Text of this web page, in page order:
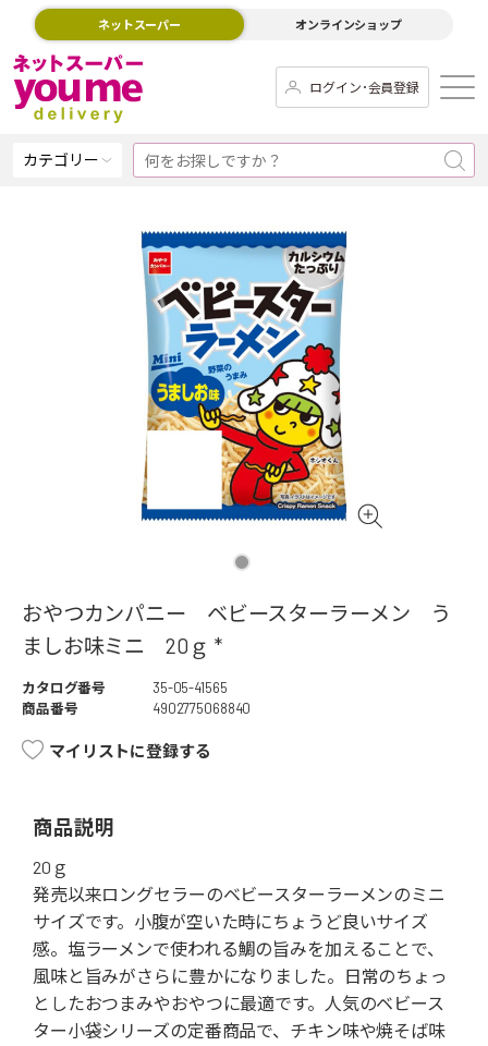
ネットスーパー オンラインショップ
ログイン･会員登録
カテゴリー
おやつカンパニー ベビースターラーメン う
ましお味ミニ 20ｇ *
カタログ番号
35-05-41565
商品番号
4902775068840
マイリストに登録する
商品説明
20ｇ
発売以来ロングセラーのベビースターラーメンのミニ
サイズです。小腹が空いた時にちょうど良いサイズ
感。塩ラーメンで使われる鯛の旨みを加えることで、
風味と旨みがさらに豊かになりました。日常のちょっ
としたおつまみやおやつに最適です。人気のベビース
ター小袋シリーズの定番商品で、チキン味や焼そば味